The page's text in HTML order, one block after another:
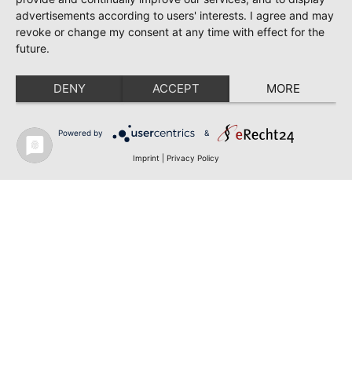
advertisements according to users' interests. I agree and may
revoke or change my consent at any time with effect for the
future.
DENY ACCEPT MORE
Powered by &
Imprint Privacy Policy